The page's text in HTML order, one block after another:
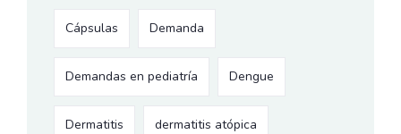
Cápsulas Demanda
Demandas en pediatría Dengue
Dermatitis dermatitis atópica